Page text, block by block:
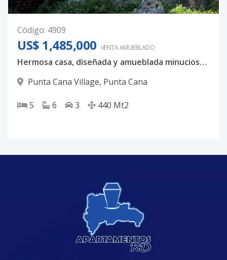
Código: 4909
US$ 1,485,000 VENTA AMUEBLADO
Hermosa casa, diseñada y amueblada minuciosamente
Punta Cana Village, Punta Cana
5 6 3 440 Mt2